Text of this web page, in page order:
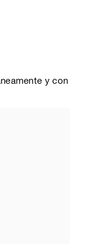
y con